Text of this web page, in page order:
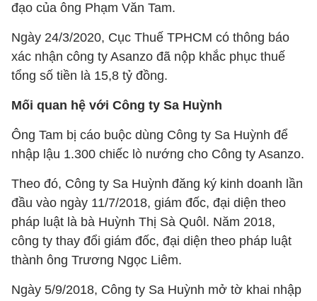
đạo của ông Phạm Văn Tam.
Ngày 24/3/2020, Cục Thuế TPHCM có thông báo
xác nhận công ty Asanzo đã nộp khắc phục thuế
tổng số tiền là 15,8 tỷ đồng.
Mối quan hệ với Công ty Sa Huỳnh
Ông Tam bị cáo buộc dùng Công ty Sa Huỳnh để
nhập lậu 1.300 chiếc lò nướng cho Công ty Asanzo.
Theo đó, Công ty Sa Huỳnh đăng ký kinh doanh lần
đầu vào ngày 11/7/2018, giám đốc, đại diện theo
pháp luật là bà Huỳnh Thị Sà Quôl. Năm 2018,
công ty thay đổi giám đốc, đại diện theo pháp luật
thành ông Trương Ngọc Liêm.
Ngày 5/9/2018, Công ty Sa Huỳnh mở tờ khai nhập